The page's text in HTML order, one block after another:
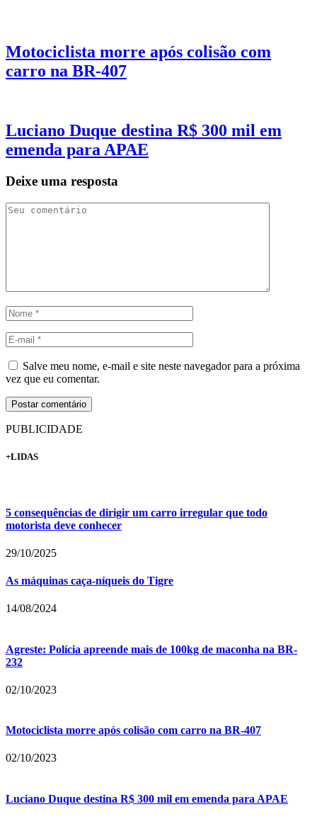
Motociclista morre após colisão com
carro na BR-407
Luciano Duque destina R$ 300 mil em
emenda para APAE
Deixe uma resposta
Salve meu nome, e-mail e site neste navegador para a próxima
vez que eu comentar.
PUBLICIDADE
+LIDAS
5 consequências de dirigir um carro irregular que todo
motorista deve conhecer
29/10/2025
As máquinas caça-níqueis do Tigre
14/08/2024
Agreste: Polícia apreende mais de 100kg de maconha na BR-
232
02/10/2023
Motociclista morre após colisão com carro na BR-407
02/10/2023
Luciano Duque destina R$ 300 mil em emenda para APAE